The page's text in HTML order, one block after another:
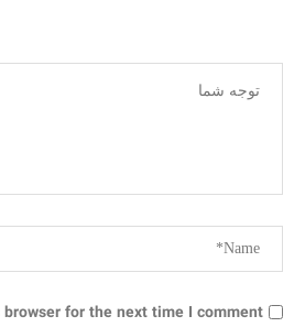
for the next time I comment.